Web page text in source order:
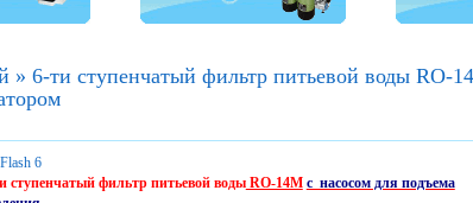
» 6-ти ступенчатый фильтр питьевой воды RO-
6
ступенчатый фильтр питьевой водыRO-14М с насосом для подъема